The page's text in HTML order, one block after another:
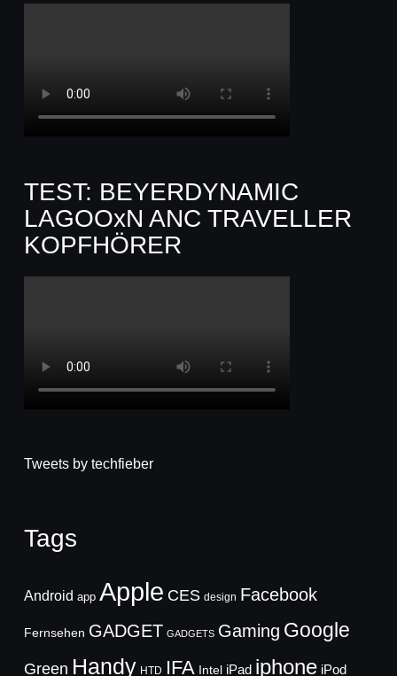
TEST: BEYERDYNAMIC
LAGOOxN ANC TRAVELLER
KOPFHÖRER
Tweets by techfieber
Tags
Android app Apple CES design Facebook
Fernsehen GADGET GADGETS Gaming Google
Green Handy HTD IFA Intel iPad iphone iPod